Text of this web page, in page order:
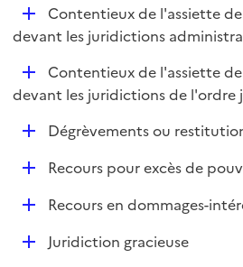
i
D
é
i
Contentieux de l'assiette
devant les juridictions
D
é
Contentieux de l'assiette
devant les juridictions de l'ordre
DDégrèvements ou
DRecours pour excès de
D
p
Recours en dommages-
DJuridiction gracieuse